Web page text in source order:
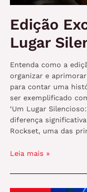
Edição
Lugar
Entenda como a
organizar e
para contar uma
ser exemplificado
‘Um Lugar
diferença
Rockset, uma das
Edição
em
Leia mais »